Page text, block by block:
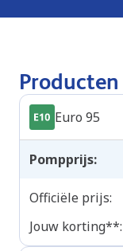
Producten
Euro 95
Pompprijs:
Officiële prijs:
Jouw korting**: